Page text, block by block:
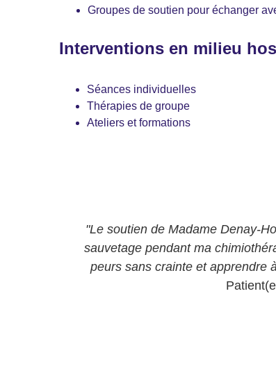
Groupes de soutien pour échanger
Interventions en milieu
Séances individuelles
Thérapies de groupe
Ateliers et formations
"Le soutien de Madame Denay-
sauvetage pendant ma
peurs sans crainte et apprendre